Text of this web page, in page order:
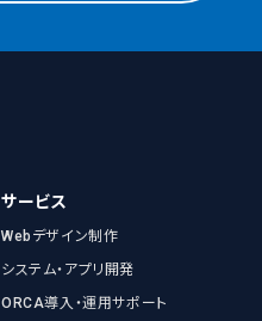
サービス
Webデザイン制作
システム・アプリ開発
ORCA導入・運用サポート